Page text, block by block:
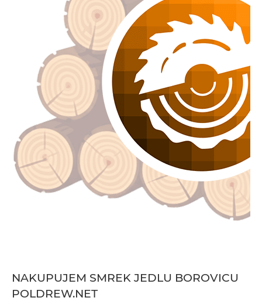
NAKUPUJEM SMREK JEDLU BOROVICU
POLDREW.NET